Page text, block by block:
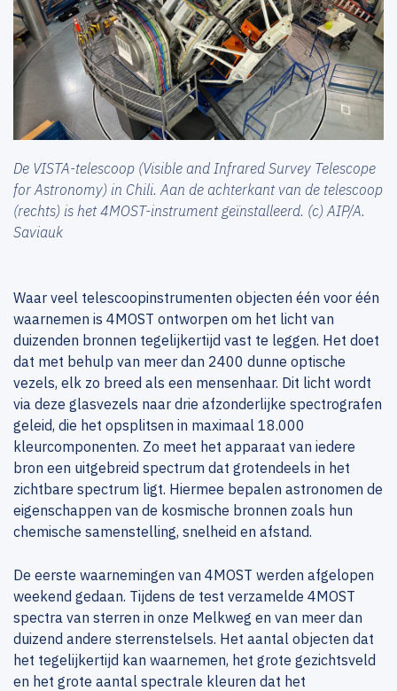
De VISTA-telescoop (Visible and Infrared Survey Telescope
for Astronomy) in Chili. Aan de achterkant van de telescoop
(rechts) is het 4MOST-instrument geïnstalleerd. (c) AIP/A.
Saviauk
Waar veel telescoopinstrumenten objecten één voor één
waarnemen is 4MOST ontworpen om het licht van
duizenden bronnen tegelijkertijd vast te leggen. Het doet
dat met behulp van meer dan 2400 dunne optische
vezels, elk zo breed als een mensenhaar. Dit licht wordt
via deze glasvezels naar drie afzonderlijke spectrografen
geleid, die het opsplitsen in maximaal 18.000
kleurcomponenten. Zo meet het apparaat van iedere
bron een uitgebreid spectrum dat grotendeels in het
zichtbare spectrum ligt. Hiermee bepalen astronomen de
eigenschappen van de kosmische bronnen zoals hun
chemische samenstelling, snelheid en afstand.
De eerste waarnemingen van 4MOST werden afgelopen
weekend gedaan. Tijdens de test verzamelde 4MOST
spectra van sterren in onze Melkweg en van meer dan
duizend andere sterrenstelsels. Het aantal objecten dat
het tegelijkertijd kan waarnemen, het grote gezichtsveld
en het grote aantal spectrale kleuren dat het